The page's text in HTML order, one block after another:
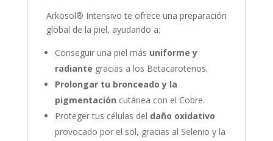
Arkosol® Intensivo te ofrece una preparación
global de la piel, ayudando a:
Conseguir una piel más uniforme y
radiante gracias a los Betacarotenos.
Prolongar tu bronceado y la
pigmentación cutánea con el Cobre.
Proteger tus células del daño oxidativo
provocado por el sol, gracias al Selenio y la